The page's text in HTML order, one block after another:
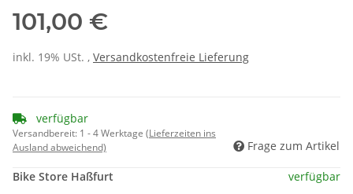
101,00 €
inkl. 19% USt. , Versandkostenfreie Lieferung
verfügbar
Versandbereit: 1 - 4 Werktage (Lieferzeiten ins
Ausland abweichend)
Frage zum Artikel
Bike Store Haßfurt verfügbar